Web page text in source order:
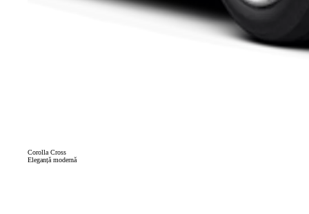
Corolla Cross
Eleganță modernă